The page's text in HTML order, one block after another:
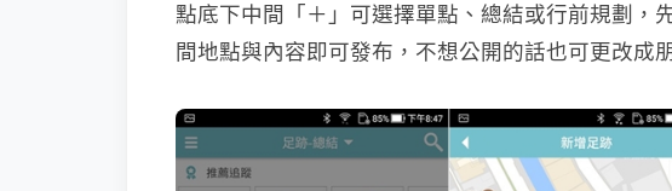
點底下中間「＋」可選擇單點、總結或行前規劃，
間地點與內容即可發布，不想公開的話也可更改成